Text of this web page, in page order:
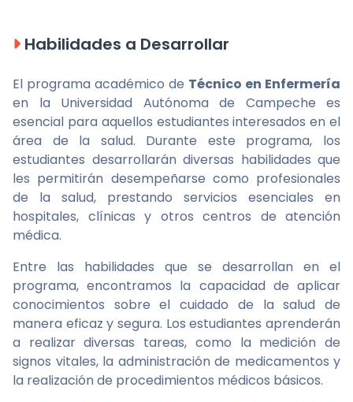
Habilidades a Desarrollar
El programa académico de Técnico en Enfermería
en la Universidad Autónoma de Campeche es
esencial para aquellos estudiantes interesados en el
área de la salud. Durante este programa, los
estudiantes desarrollarán diversas habilidades que
les permitirán desempeñarse como profesionales
de la salud, prestando servicios esenciales en
hospitales, clínicas y otros centros de atención
médica.
Entre las habilidades que se desarrollan en el
programa, encontramos la capacidad de aplicar
conocimientos sobre el cuidado de la salud de
manera eficaz y segura. Los estudiantes aprenderán
a realizar diversas tareas, como la medición de
signos vitales, la administración de medicamentos y
la realización de procedimientos médicos básicos.